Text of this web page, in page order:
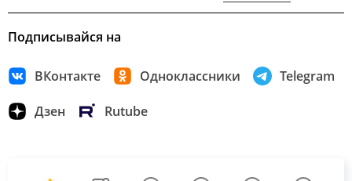
Подписывайся на
ВКонтакте Одноклассники Telegram
Дзен Rutube